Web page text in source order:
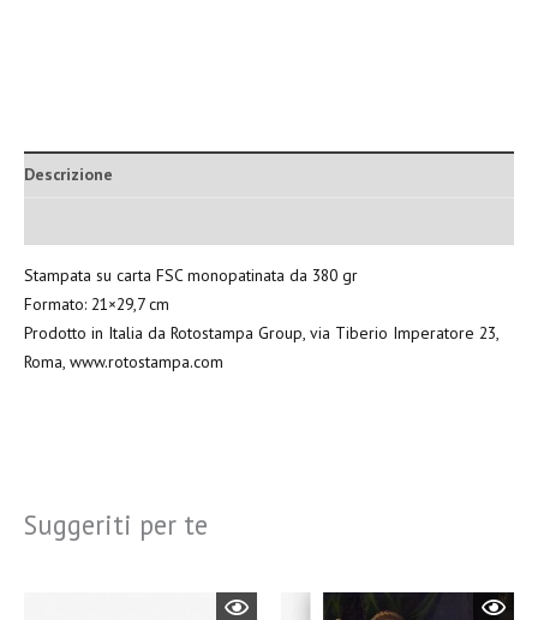
Descrizione
Stampata su carta FSC monopatinata da 380 gr
Formato: 21×29,7 cm
Prodotto in Italia da Rotostampa Group, via Tiberio Imperatore 23,
Roma, www.rotostampa.com
Suggeriti per te